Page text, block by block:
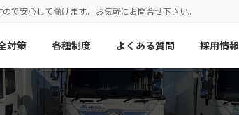
で安心して働けます。 お気軽にお問合せ下さい。
対策 各種制度 よくある質問 採用情報